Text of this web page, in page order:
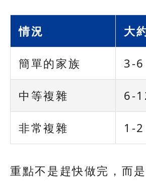
情況 大
簡單的家族 3-6
中等複雜 6-
非常複雜 1-
重點不是趕快做完，而是